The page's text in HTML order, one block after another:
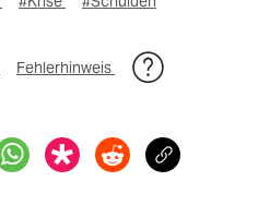
Fehlerhinweis